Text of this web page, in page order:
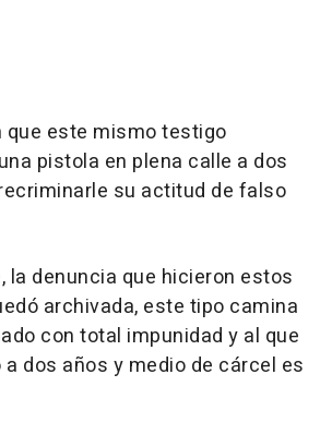
este mismo testigo
pistola en plena calle a dos
su actitud de falso
la denuncia que hicieron estos
archivada, este tipo camina
con total impunidad y al que
dos años y medio de cárcel es